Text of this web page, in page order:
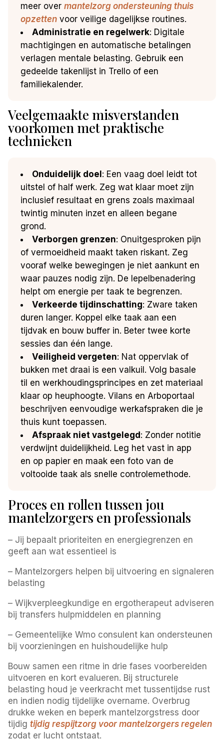
meer overmantelzorg ondersteuning thuis
opzetten voor veilige dagelijkse routines.
Administratie en regelwerk: Digitale
machtigingen en automatische betalingen
verlagen mentale belasting. Gebruik een
gedeelde takenlijst in Trello of een
familiekalender.
Veelgemaakte misverstanden
voorkomen met praktische
technieken
Onduidelijk doel: Een vaag doel leidt tot
uitstel of half werk. Zeg wat klaar moet zijn
inclusief resultaat en grens zoals maximaal
twintig minuten inzet en alleen begane
grond.
Verborgen grenzen: Onuitgesproken pijn
of vermoeidheid maakt taken riskant. Zeg
vooraf welke bewegingen je niet aankunt en
waar pauzes nodig zijn. De lepelbenadering
helpt om energie per taak te begrenzen.
Verkeerde tijdinschatting: Zware taken
duren langer. Koppel elke taak aan een
tijdvak en bouw buffer in. Beter twee korte
sessies dan één lange.
Veiligheid vergeten: Nat oppervlak of
bukken met draai is een valkuil. Volg basale
til en werkhoudingsprincipes en zet materiaal
klaar op heuphoogte. Vilans en Arboportaal
beschrijven eenvoudige werkafspraken die je
thuis kunt toepassen.
Afspraak niet vastgelegd: Zonder notitie
verdwijnt duidelijkheid. Leg het vast in app
en op papier en maak een foto van de
voltooide taak als snelle controlemethode.
Proces en rollen tussen jou
mantelzorgers en professionals
– Jij bepaalt prioriteiten en energiegrenzen en
geeft aan wat essentieel is
– Mantelzorgers helpen bij uitvoering en signaleren
belasting
– Wijkverpleegkundige en ergotherapeut adviseren
bij transfers hulpmiddelen en planning
– Gemeentelijke Wmo consulent kan ondersteunen
bij voorzieningen en huishoudelijke hulp
Bouw samen een ritme in drie fases voorbereiden
uitvoeren en kort evalueren. Bij structurele
belasting houd je veerkracht met tussentijdse rust
en indien nodig tijdelijke overname. Overbrug
drukke weken en beperk mantelzorgstress door
tijdigtijdig respijtzorg voor mantelzorgers regelen
zodat er lucht ontstaat.